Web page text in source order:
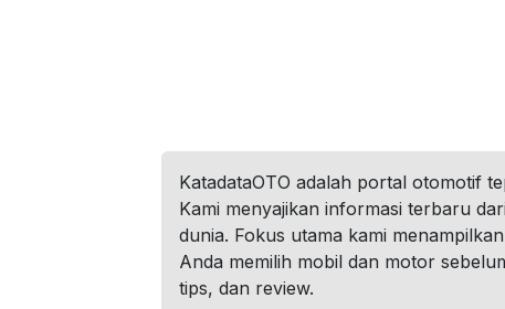
KatadataOTO adalah portal otomotif
Kami menyajikan informasi terbaru
dunia. Fokus utama kami
Anda memilih mobil dan motor
tips, dan review.